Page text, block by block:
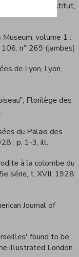
Institut,
volume 1 :
106, n° 269 (jambes)
de Lyon, Lyon,
Florilège des
du Palais des
; p. 1-3, ill.
à la colombe du
série, t. XVII, 1928
Journal of
found to be
illustrated London